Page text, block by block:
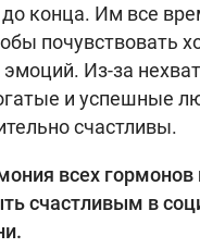
конца. Им все
почувствовать
Из-за
и успешные
счастливы.
всех гормонов
счастливым в